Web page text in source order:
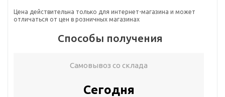
Цена действительна только для интернет-магазина и может
отличаться от цен в розничных магазинах
Способы получения
Самовывоз со склада
Сегодня